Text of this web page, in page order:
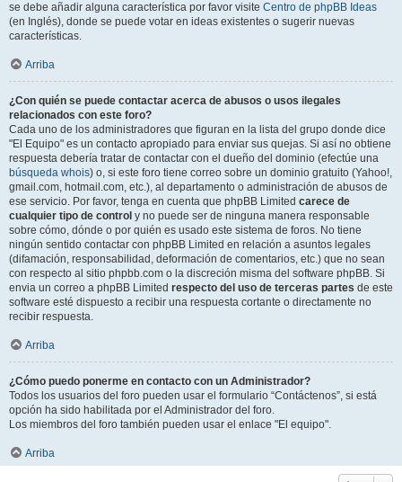
se debe añadir alguna característica por favor visite Centro de phpBB Ideas
(en Inglés), donde se puede votar en ideas existentes o sugerir nuevas
características.
Arriba
¿Con quién se puede contactar acerca de abusos o usos ilegales
relacionados con este foro?
Cada uno de los administradores que figuran en la lista del grupo donde dice
"El Equipo" es un contacto apropiado para enviar sus quejas. Si así no obtiene
respuesta debería tratar de contactar con el dueño del dominio (efectúe una
búsqueda whois) o, si este foro tiene correo sobre un dominio gratuito (Yahoo!,
gmail.com, hotmail.com, etc.), al departamento o administración de abusos de
ese servicio. Por favor, tenga en cuenta que phpBB Limited carece de
cualquier tipo de control y no puede ser de ninguna manera responsable
sobre cómo, dónde o por quién es usado este sistema de foros. No tiene
ningún sentido contactar con phpBB Limited en relación a asuntos legales
(difamación, responsabilidad, deformación de comentarios, etc.) que no sean
con respecto al sitio phpbb.com o la discreción misma del software phpBB. Si
envia un correo a phpBB Limited respecto del uso de terceras partes de este
software esté dispuesto a recibir una respuesta cortante o directamente no
recibir respuesta.
Arriba
¿Cómo puedo ponerme en contacto con un Administrador?
Todos los usuarios del foro pueden usar el formulario “Contáctenos”, si está
opción ha sido habilitada por el Administrador del foro.
Los miembros del foro también pueden usar el enlace "El equipo".
Arriba